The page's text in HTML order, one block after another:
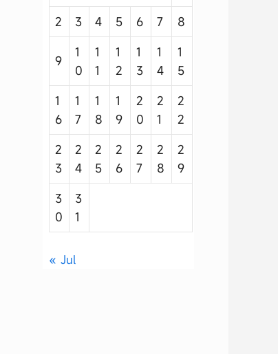
2
3 4 5 6 7 8
9
1
0
1
1
1
2
1
3
1
4
1
5
1
6
1
7
1
8
1
9
2
0
2
1
2
2
2
3
2
4
2
5
2
6
2
7
2
8
2
9
3
0
3
1
« Jul